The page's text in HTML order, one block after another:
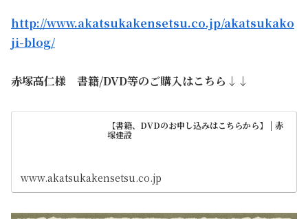
http://www.akatsukakensetsu.co.jp/akatsukako
ji-blog/
赤塚高仁様 書籍/DVD等のご購入はこちら↓↓
【書籍、DVDのお申し込みはこちらから】 | 赤
塚建設
www.akatsukakensetsu.co.jp